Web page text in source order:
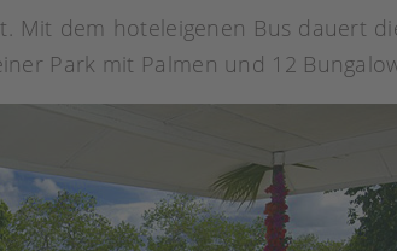
Mit dem hoteleigenen Bus dauert
Park mit Palmen und 12